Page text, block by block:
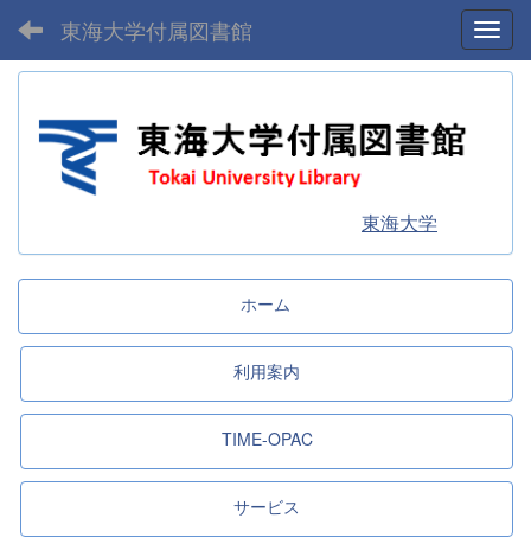
東海大学付属図書館
東海大学
ホーム
利用案内
TIME-OPAC
サービス